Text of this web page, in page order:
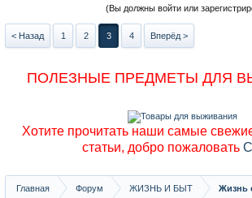
(Вы должны войти или
< Назад 1 2 3 4 Вперёд >
ПОЛЕЗНЫЕ ПРЕДМЕТЫ ДЛЯ
Хотите прочитать наши самые
статьи, добро пожаловать
Главная Форум ЖИЗНЬ И БЫТ Жизнь